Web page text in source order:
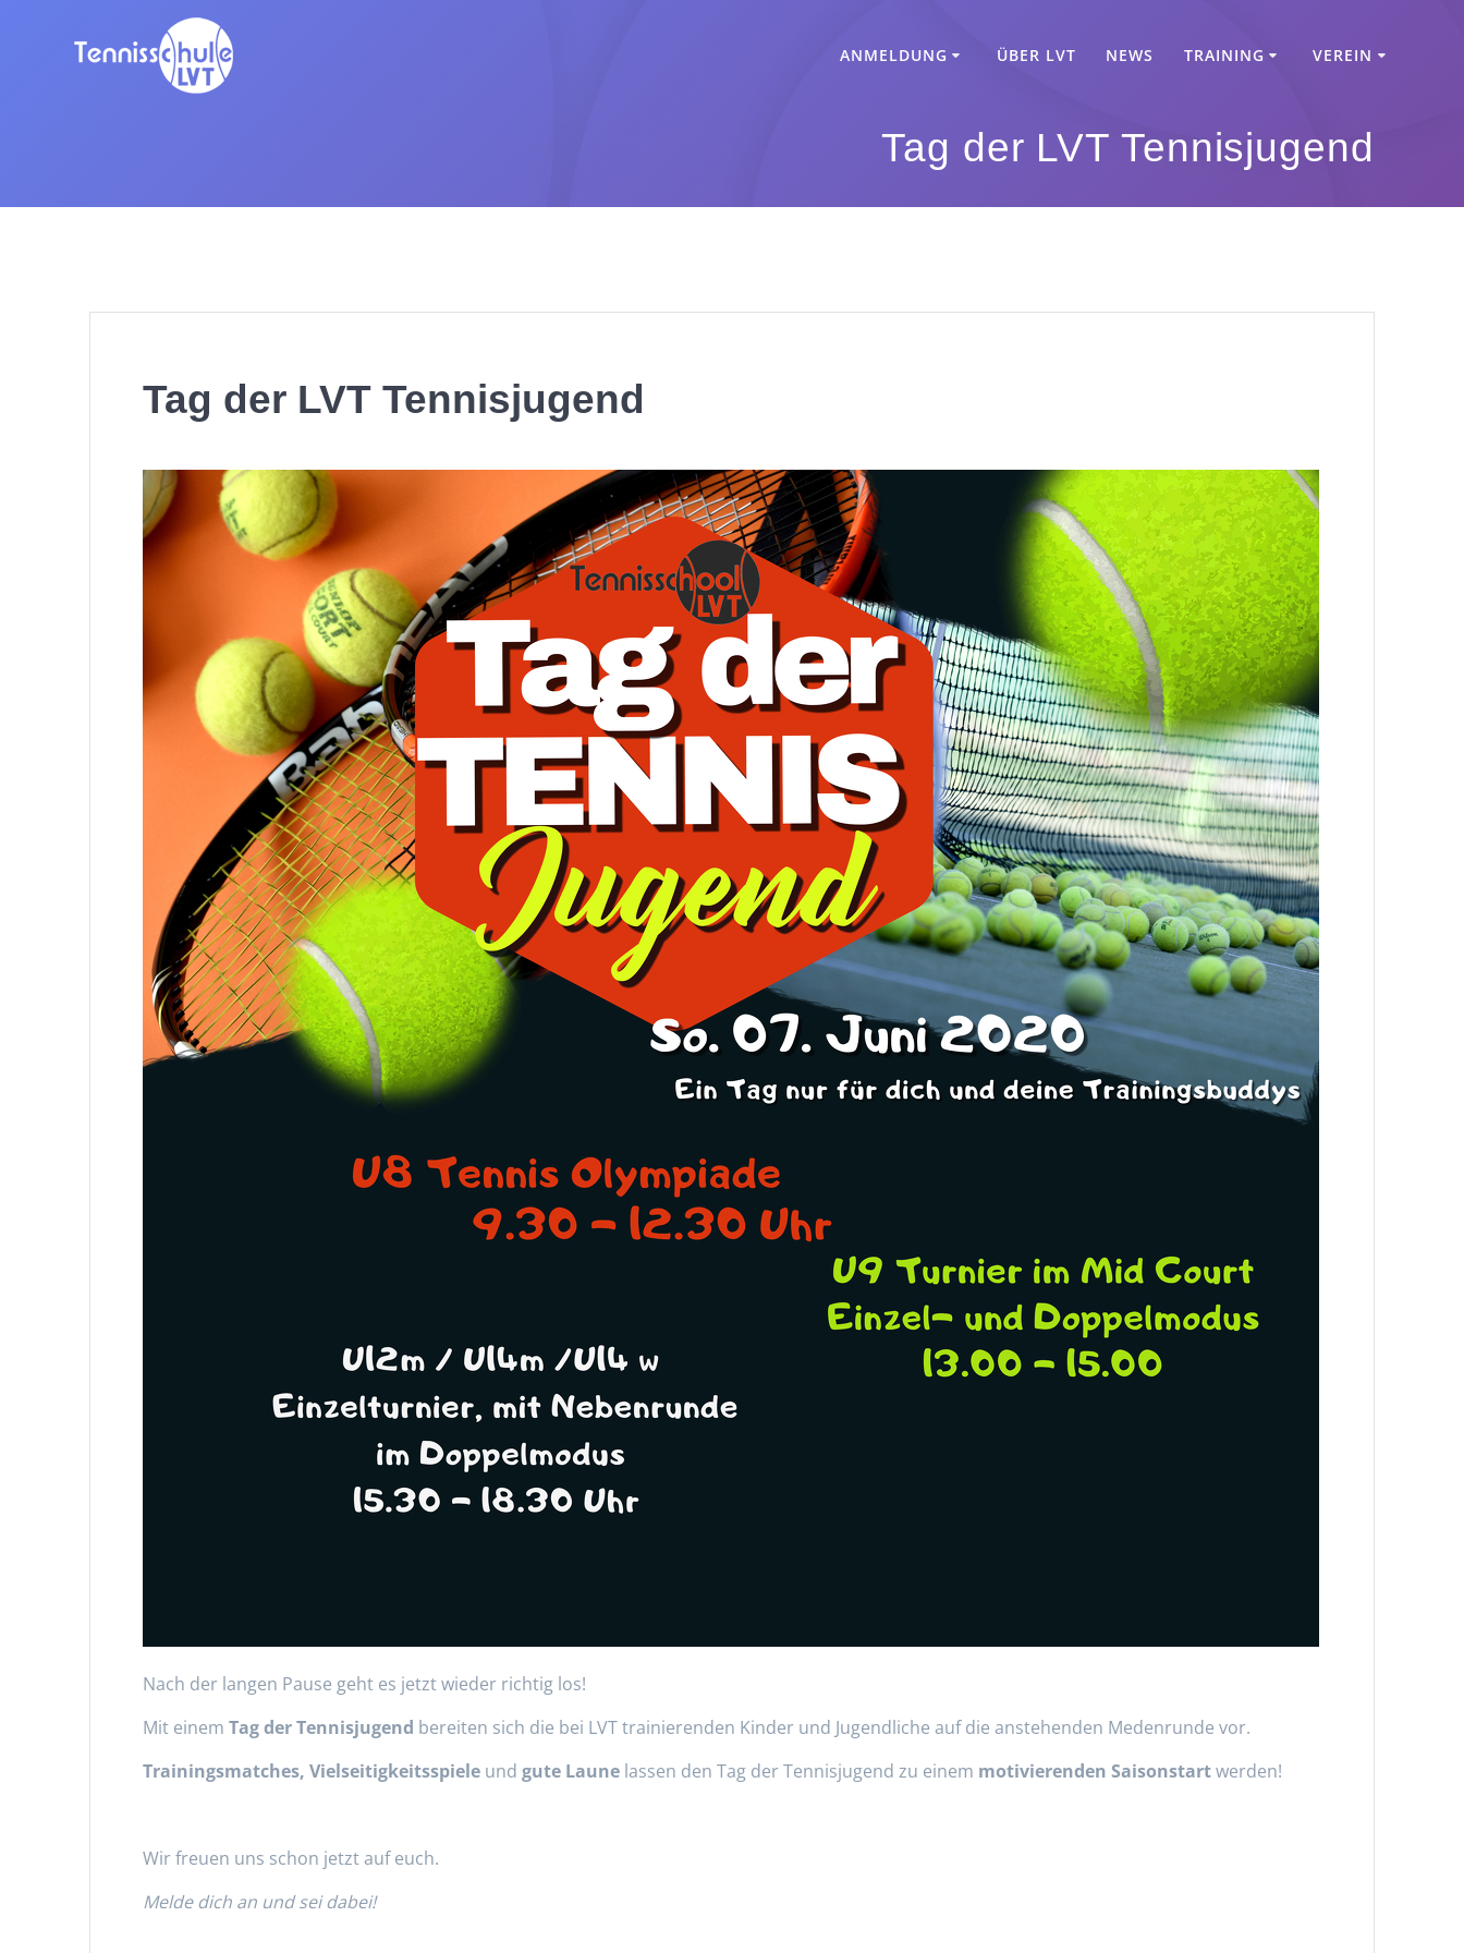
ANMELDUNG ÜBER LVT NEWS TRAINING VEREIN
Tag der LVT Tennisjugend
Tag der LVT Tennisjugend
Nach der langen Pause geht es jetzt wieder richtig los!
Mit einemTag der Tennisjugend bereiten sich die bei LVT trainierenden Kinder und Jugendliche auf die anstehenden Medenrunde vor.
Trainingsmatches, Vielseitigkeitsspiele undgute Laune lassen den Tag der Tennisjugend zu einem motivierenden Saisonstartwerden!
Wir freuen uns schon jetzt auf euch.
Melde dich an und sei dabei!